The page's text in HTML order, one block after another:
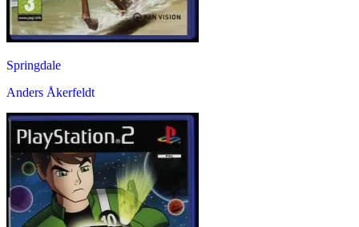
Springdale
Anders Åkerfeldt